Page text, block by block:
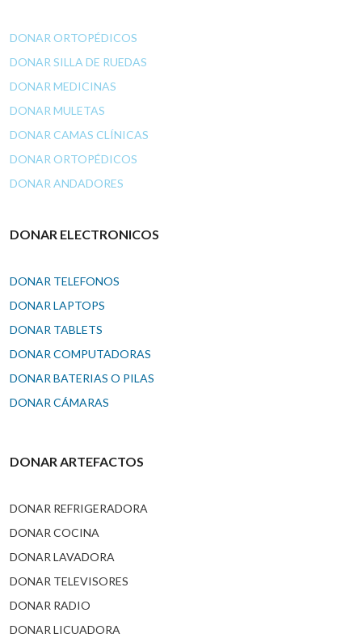
DONAR ORTOPÉDICOS
DONAR SILLA DE RUEDAS
DONAR MEDICINAS
DONAR MULETAS
DONAR CAMAS CLÍNICAS
DONAR ORTOPÉDICOS
DONAR ANDADORES
DONAR ELECTRONICOS
DONAR TELEFONOS
DONAR LAPTOPS
DONAR TABLETS
DONAR COMPUTADORAS
DONAR BATERIAS O PILAS
DONAR CÁMARAS
DONAR ARTEFACTOS
DONAR REFRIGERADORA
DONAR COCINA
DONAR LAVADORA
DONAR TELEVISORES
DONAR RADIO
DONAR LICUADORA